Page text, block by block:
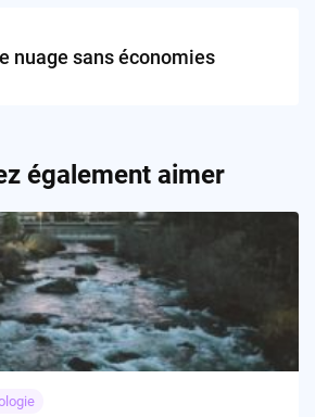
nuage sans économies
également aimer